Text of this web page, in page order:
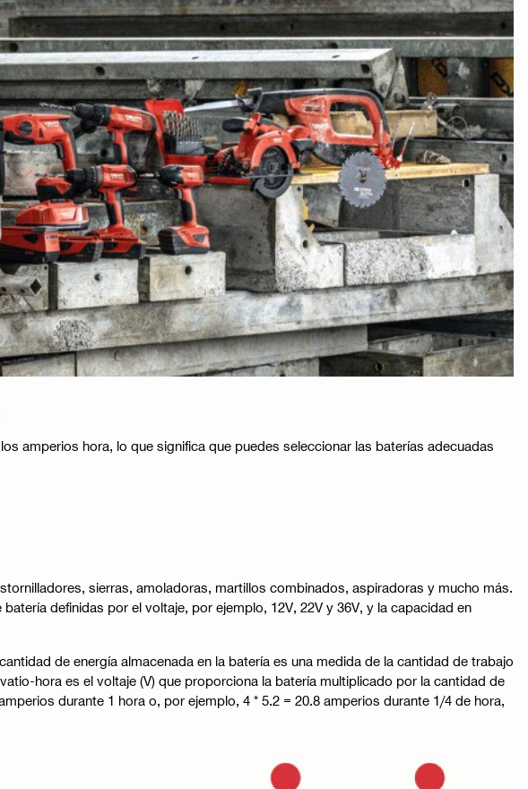
amperios hora, lo que significa que puedes seleccionar las baterías adecuadas
sierras, amoladoras, martillos combinados, aspiradoras y mucho más.
definidas por el voltaje, por ejemplo, 12V, 22V y 36V, y la capacidad en
de energía almacenada en la batería es una medida de la cantidad de trabajo
hora es el voltaje (V) que proporciona la batería multiplicado por la cantidad de
durante 1 hora o, por ejemplo, 4 * 5.2 = 20.8 amperios durante 1/4 de hora,